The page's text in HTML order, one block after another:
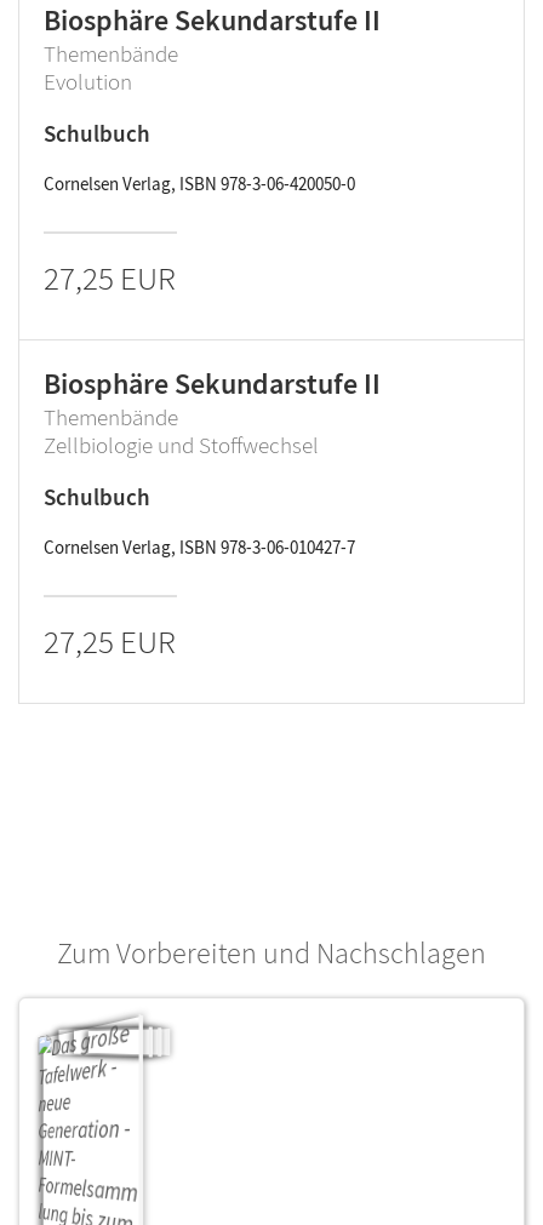
Biosphäre Sekundarstufe II
Themenbände
Evolution
Schulbuch
Cornelsen Verlag, ISBN 978-3-06-420050-0
27,25 EUR
Biosphäre Sekundarstufe II
Themenbände
Zellbiologie und Stoffwechsel
Schulbuch
Cornelsen Verlag, ISBN 978-3-06-010427-7
27,25 EUR
Zum Vorbereiten und Nachschlagen